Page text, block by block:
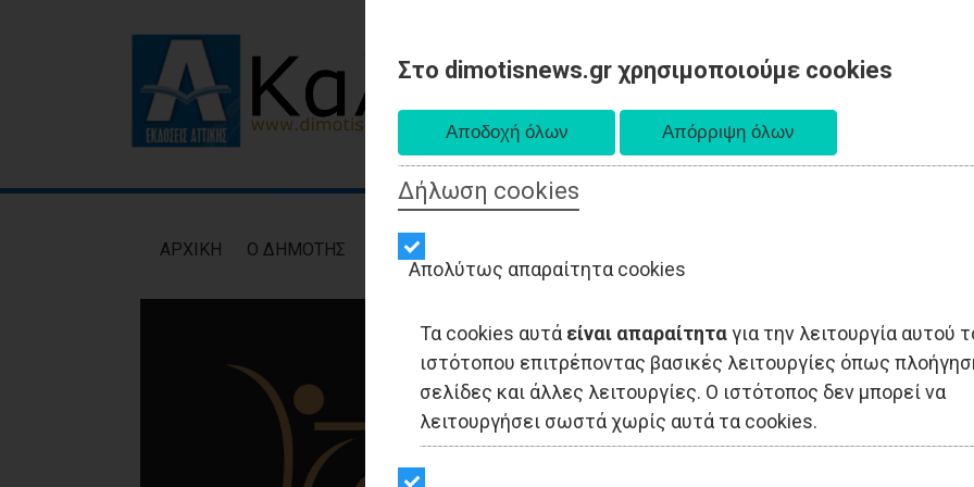
Στο dimotisnews.gr χρησιμοποιούμε cookies
Δήλωση cookies
Απολύτως απαραίτητα cookies
Τα cookies αυτά είναι απαραίτηταγια την λειτουργία αυτού
ιστότοπου επιτρέποντας βασικές λειτουργίες όπως
σελίδες και άλλες λειτουργίες. Ο ιστότοπος δεν μπορεί να
λειτουργήσει σωστά χωρίς αυτά τα cookies.
AΡXIKH Ο ΔΗΜΟΤΗΣ ΕΙΔΗΣΕΙΣ